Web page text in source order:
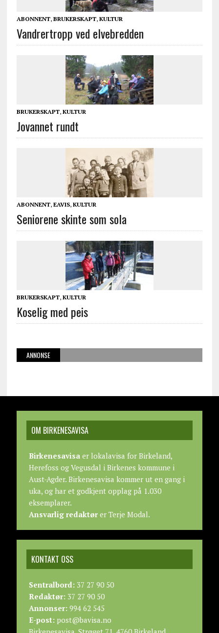
ABONNENT, BRUKERSKAPT, KULTUR
Vandrertropp ved elvebredden
BRUKERSKAPT, KULTUR
Jovannet rundt
ABONNENT, EAVIS, KULTUR
Seniorene skinte som sola
BRUKERSKAPT, KULTUR
Koselig med peis
ANNONSE
OM BIRKENESAVISA
Birkenesavisaer lokalavisa for Birkeland,
Herefoss og Vegusdal i Birkenes kommune i
Aust-Agder. Birkenesavisa kommer ut en gang i
uka, og har et godkjent opplag på 1.030
eksemplarer.
Ansvarlig redaktører Terje Modal.
KONTAKT OSS
Sentralbord:37 27 90 50
Redaktør:37 27 90 50
Annonser:994 62 545
E-post:post@bavisa.no